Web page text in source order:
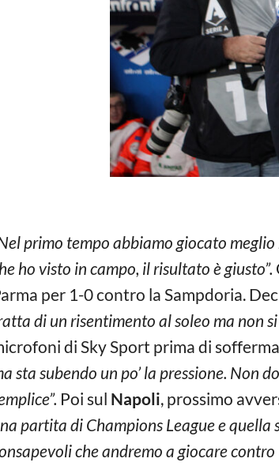
primo tempo abbiamo giocato
ho visto in campo, il risultato è giusto”.
per 1-0 contro la Sampdoria.
di un risentimento al soleo ma non
di Sky Sport prima di
sta subendo un po’ la pressione. Non
Poi sul Napoli, prossimo
partita di Champions League e
che andremo a giocare